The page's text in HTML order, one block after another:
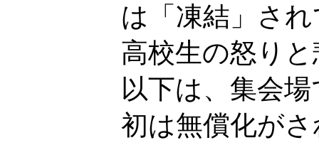
は「凍結」さ
高校生の怒り
以下は、集会
初は無償化が